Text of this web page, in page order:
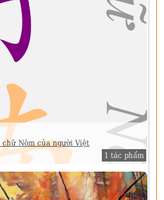
Nôm của người Việt
1 tác phẩm